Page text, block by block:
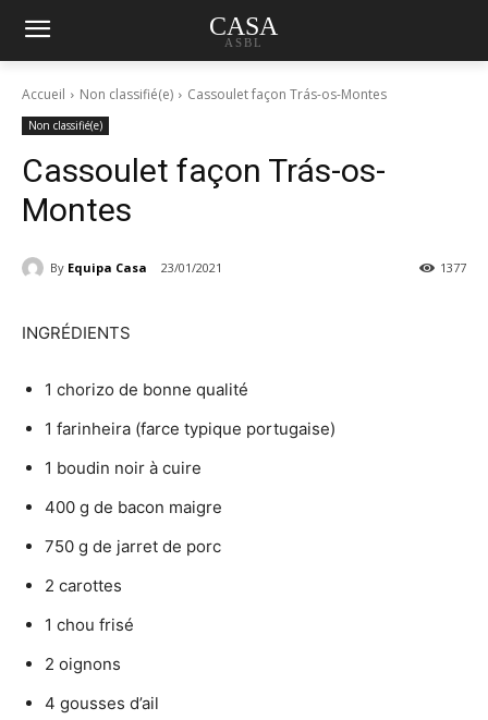
CASA
ASBL
Accueil Non classifié(e) Cassoulet façon Trás-os-Montes
Non classifié(e)
Cassoulet façon Trás-os-
Montes
By Equipa Casa 23/01/2021 1377
INGRÉDIENTS
1 chorizo de bonne qualité
1 farinheira (farce typique portugaise)
1 boudin noir à cuire
400 g de bacon maigre
750 g de jarret de porc
2 carottes
1 chou frisé
2 oignons
4 gousses d’ail